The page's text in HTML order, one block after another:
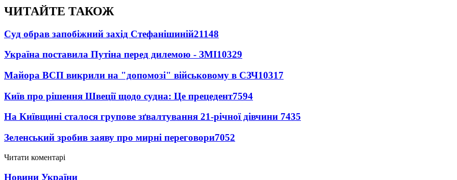
ЧИТАЙТЕ ТАКОЖ
Суд обрав запобіжний захід Стефанішиній21148
Україна поставила Путіна перед дилемою - ЗМІ10329
Майора ВСП викрили на "допомозі" військовому в СЗЧ10317
Київ про рішення Швеції щодо судна: Це прецедент7594
На Київщині сталося групове зґвалтування 21-річної дівчини 7435
Зеленський зробив заяву про мирні переговори7052
Читати коментарі
Новини України